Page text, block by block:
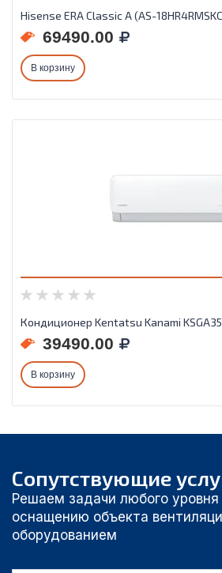
Hisense ERA Classic A (AS-
69490.00
В корзину
Кондиционер Kentatsu Kanami
39490.00
В корзину
Сопутствующие
Решаем задачи любого
оснащению объекта
оборудованием